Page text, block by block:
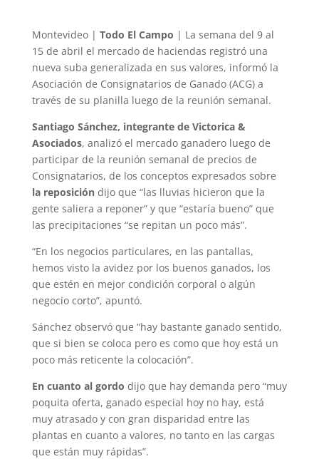
Montevideo | Todo El Campo | La semana del 9 al
15 de abril el mercado de haciendas registró una
nueva suba generalizada en sus valores, informó la
Asociación de Consignatarios de Ganado (ACG) a
través de su planilla luego de la reunión semanal.
Santiago Sánchez, integrante de Victorica &
Asociados, analizó el mercado ganadero luego de
participar de la reunión semanal de precios de
Consignatarios, de los conceptos expresados sobre
la reposicióndijo que “las lluvias hicieron que la
gente saliera a reponer” y que “estaría bueno” que
las precipitaciones “se repitan un poco más”.
“En los negocios particulares, en las pantallas,
hemos visto la avidez por los buenos ganados, los
que estén en mejor condición corporal o algún
negocio corto”, apuntó.
Sánchez observó que “hay bastante ganado sentido,
que si bien se coloca pero es como que hoy está un
poco más reticente la colocación”.
En cuanto al gordo dijo que hay demanda pero “muy
poquita oferta, ganado especial hoy no hay, está
muy atrasado y con gran disparidad entre las
plantas en cuanto a valores, no tanto en las cargas
que están muy rápidas”.